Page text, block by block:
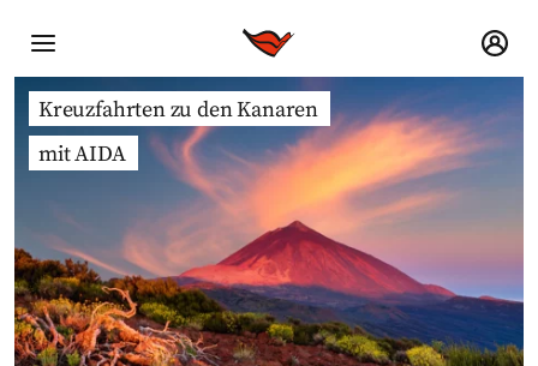
Kreuzfahrten zu den Kanaren
mit AIDA